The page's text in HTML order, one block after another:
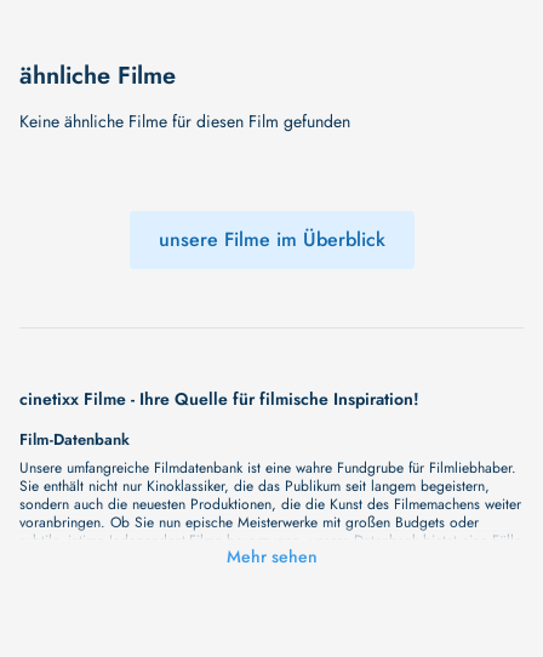
ähnliche Filme
Keine ähnliche Filme für diesen Film gefunden
unsere Filme im Überblick
cinetixx Filme - Ihre Quelle für filmische Inspiration!
Film-Datenbank
Unsere umfangreiche Filmdatenbank ist eine wahre Fundgrube für Filmliebhaber.
Sie enthält nicht nur Kinoklassiker, die das Publikum seit langem begeistern,
sondern auch die neuesten Produktionen, die die Kunst des Filmemachens weiter
voranbringen. Ob Sie nun epische Meisterwerke mit großen Budgets oder
subtile, intime Independent-Filme bevorzugen, unsere Datenbank bietet eine Fülle
von Inhalten, die Ihr Herz und Ihren Geist berühren werden. Beim Durchstöbern
Mehr sehen